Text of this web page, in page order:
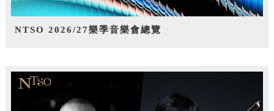
NTSO 2026/27樂季音樂會總覽